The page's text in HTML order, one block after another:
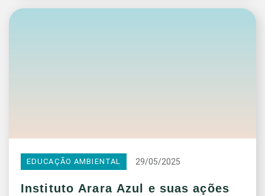
EDUCAÇÃO AMBIENTAL 29/05/2025
Instituto Arara Azul e suas ações